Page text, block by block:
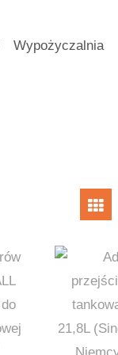
Wypożyczalnia